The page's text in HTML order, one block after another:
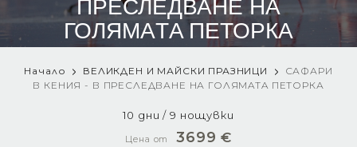
ПРЕСЛЕДВАНЕ НА
ГОЛЯМAТA ПЕТОРКА
Начало ВЕЛИКДЕН И МАЙСКИ ПРАЗНИЦИ
САФАРИ
В КЕНИЯ - В ПРЕСЛЕДВАНЕ НА ГОЛЯМAТA ПЕТОРКА
10 дни / 9 нощувки
Цена от 3699 €